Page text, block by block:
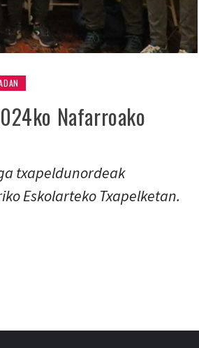
Nafarroako
txapeldunordeak
Eskolarteko Txapelketan.